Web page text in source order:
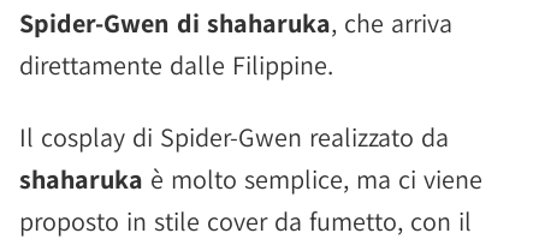
Spider-Gwen di shaharuka, che arriva
direttamente dalle Filippine.
Il cosplay di Spider-Gwen realizzato da
shaharuka è molto semplice, ma ci viene
proposto in stile cover da fumetto, con il